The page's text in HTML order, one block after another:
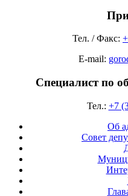
Тел. / Факс:
E-mail:
Специалист по
Тел.: +7
Об
Совет